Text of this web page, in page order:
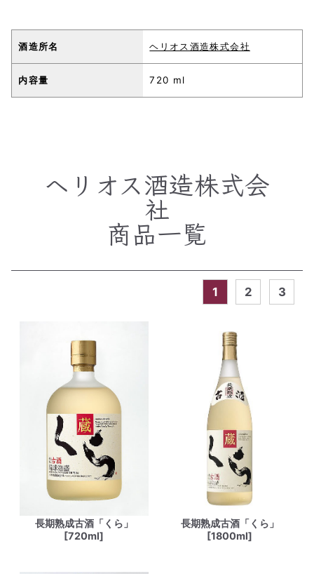
酒造所名 ヘリオス酒造株式会社
内容量 720 ml
ヘリオス酒造株式会
社
商品一覧
1 2 3
長期熟成古酒「くら」
[720ml]
長期熟成古酒「くら」
[1800ml]